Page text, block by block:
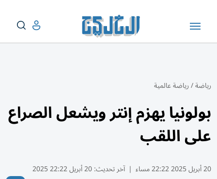
رياضة/رياضة عالمية
بولونيا يهزم إنتر ويشعل الصراع
على اللقب
20 أبريل 2025 22:22 مساء | آخر تحديث:20 أبريل 22:22 2025